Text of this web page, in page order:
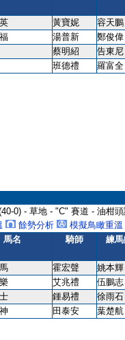
黃寶妮 容天鵬
湯普新 鄭俊偉
蔡明紹 告東尼
班德禮 羅富全
0) - 草地 - "C" 賽道 - 油柑頭
餘勢分析
模擬鳥瞰重溫
馬名 騎師 練馬
霍宏聲 姚本輝
艾兆禮 伍鵬志
鍾易禮 徐雨石
田泰安 葉楚航